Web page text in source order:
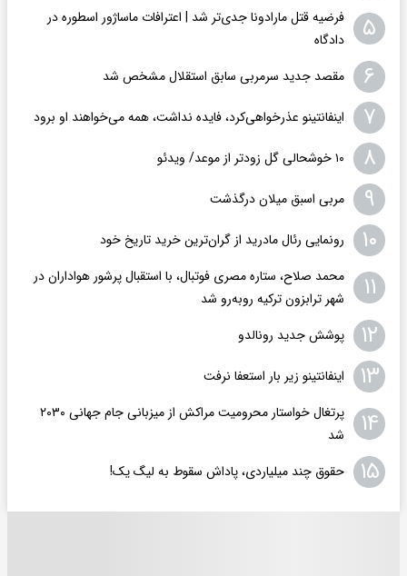
۵
فرضیه قتل مارادونا جدی‌تر شد | اعترافات ماساژور اسطوره در
دادگاه
۶ مقصد جدید سرمربی سابق استقلال مشخص شد
۷ اینفانتینو عذرخواهی‌کرد، فایده نداشت، همه می‌خواهند او برود
۸ ۱۰ خوشحالی گل زودتر از موعد/ ویدئو
۹ مربی اسبق میلان درگذشت
۱۰ رونمایی رئال مادرید از گران‌ترین خرید تاریخ خود
۱۱
محمد صلاح، ستاره مصری فوتبال، با استقبال پرشور هواداران در
شهر ترابزون ترکیه روبه‌رو شد
۱۲ پوشش جدید رونالدو
۱۳ اینفانتینو زیر بار استعفا نرفت
۱۴
پرتغال خواستار محرومیت مراکش از میزبانی جام جهانی ۲۰۳۰
شد
۱۵ حقوق چند میلیاردی، پاداش سقوط به لیگ یک!